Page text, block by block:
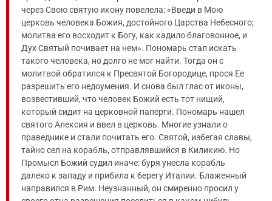
через Свою святую икону повелела: «Введи в Мою
церковь человека Божия, достойного Царства Небесного;
молитва его восходит к Богу, как кадило благовонное, и
Дух Святый почивает на нем». Пономарь стал искать
такого человека, но долго не мог найти. Тогда он с
молитвой обратился к Пресвятой Богородице, прося Ее
разрешить его недоумения. И снова был глас от иконы,
возвестивший, что человек Божий есть тот нищий,
который сидит на церковной паперти. Пономарь нашел
святого Алексия и ввел в церковь. Многие узнали о
праведнике и стали почитать его. Святой, избегая славы,
тайно сел на корабль, отправлявшийся в Киликию. Но
Промысл Божий судил иначе: буря унесла корабль
далеко к западу и прибила к берегу Италии. Блаженный
направился в Рим. Неузнанный, он смиренно просил у